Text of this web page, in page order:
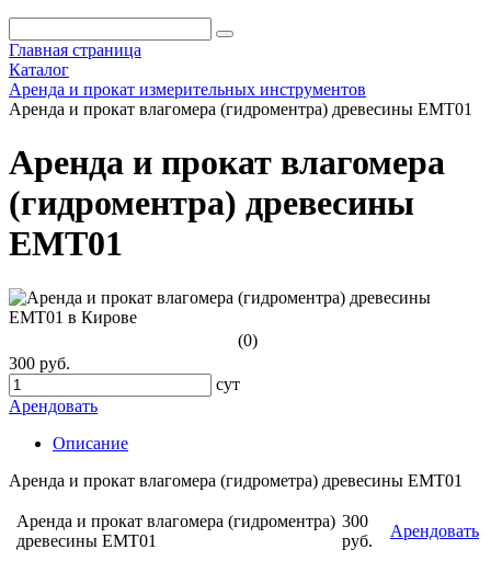
Главная страница
Каталог
Аренда и прокат измерительных инструментов
Аренда и прокат влагомера (гидроментра) древесины EMT01
Аренда и прокат влагомера
(гидроментра) древесины
EMT01
(0)
300 руб.
сут
Арендовать
Описание
Аренда и прокат влагомера (гидрометра) древесины EMT01
Аренда и прокат влагомера (гидроментра)
древесины EMT01
300
руб.
Арендовать